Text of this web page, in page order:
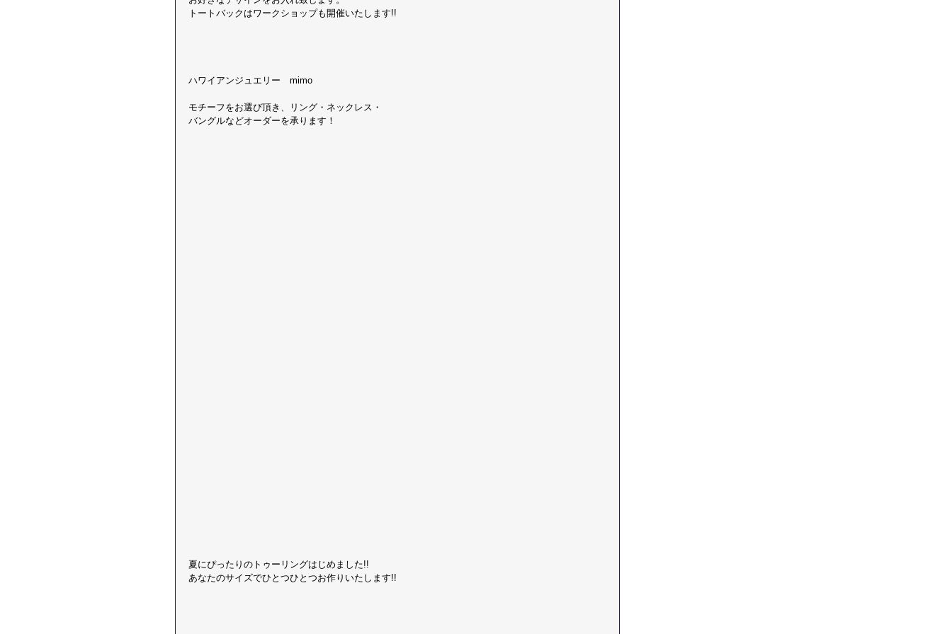
トートバックはワークショップも開催いたします!!
ハワイアンジュエリー　mimo
モチーフをお選び頂き、リング・ネックレス・
バングルなどオーダーを承ります！
夏にぴったりのトゥーリングはじめました!!
あなたのサイズでひとつひとつお作りいたします!!